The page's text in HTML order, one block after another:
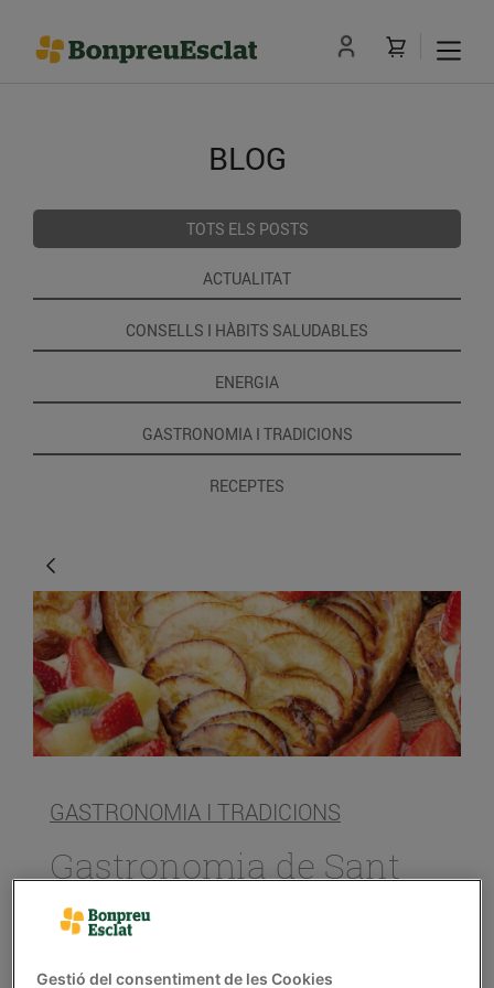
BLOG
TOTS ELS POSTS
ACTUALITAT
CONSELLS I HÀBITS SALUDABLES
ENERGIA
GASTRONOMIA I TRADICIONS
RECEPTES
GASTRONOMIA I TRADICIONS
Gastronomia de Sant
Jordi
18/d’abril/2019
Gestió del consentiment de les Cookies